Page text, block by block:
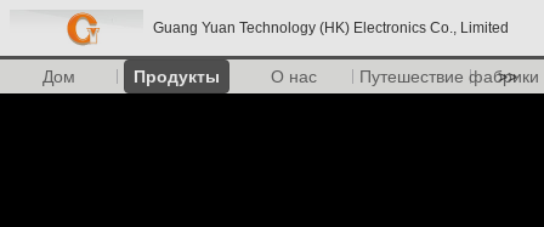
Guang Yuan Technology (HK) Electronics Co., Limited
Дом Продукты О нас Путешествие фабрики
>>